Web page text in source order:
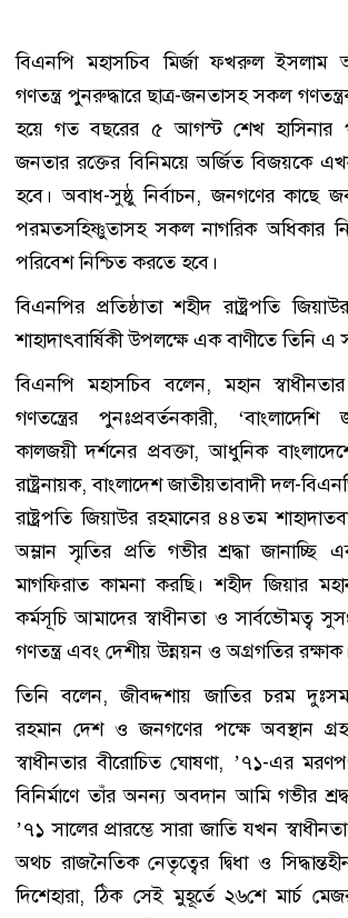
বিএনপি মহাসচিব মির্জা ফখরুল ইসলাম
গণতন্ত্র পুনরুদ্ধারে ছাত্র-জনতাসহ সকল
হয়ে গত বছরের ৫ আগস্ট শেখ হাসিনার
জনতার রক্তের বিনিময়ে অর্জিত বিজয়কে
হবে। অবাধ-সুষ্ঠু নির্বাচন, জনগণের কাছে
পরমতসহিষ্ণুতাসহ সকল নাগরিক অধিকার
পরিবেশ নিশ্চিত করতে হবে।
বিএনপির প্রতিষ্ঠাতা শহীদ রাষ্ট্রপতি
শাহাদাৎবার্ষিকী উপলক্ষে এক বাণীতে তিনি
বিএনপি মহাসচিব বলেন, মহান
গণতন্ত্রের পুনঃপ্রবর্তনকারী,
কালজয়ী দর্শনের প্রবক্তা, আধুনিক
রাষ্ট্রনায়ক, বাংলাদেশ জাতীয়তাবাদী দল-
রাষ্ট্রপতি জিয়াউর রহমানের ৪৪তম
অম্লান স্মৃতির প্রতি গভীর শ্রদ্ধা জানাচ্ছি
মাগফিরাত কামনা করছি। শহীদ জিয়ার
কর্মসূচি আমাদের স্বাধীনতা ও সার্বভৌমত্ব
গণতন্ত্র এবং দেশীয় উন্নয়ন ও অগ্রগতির রক্ষাক।
তিনি বলেন, জীবদ্দশায় জাতির চরম
রহমান দেশ ও জনগণের পক্ষে অবস্থান
স্বাধীনতার বীরোচিত ঘোষণা, ’৭১-এর
বিনির্মাণে তাঁর অনন্য অবদান আমি গভীর
’৭১ সালের প্রারম্ভে সারা জাতি যখন
অথচ রাজনৈতিক নেতৃত্বের দ্বিধা ও
দিশেহারা, ঠিক সেই মুহূর্তে ২৬শে মার্চ